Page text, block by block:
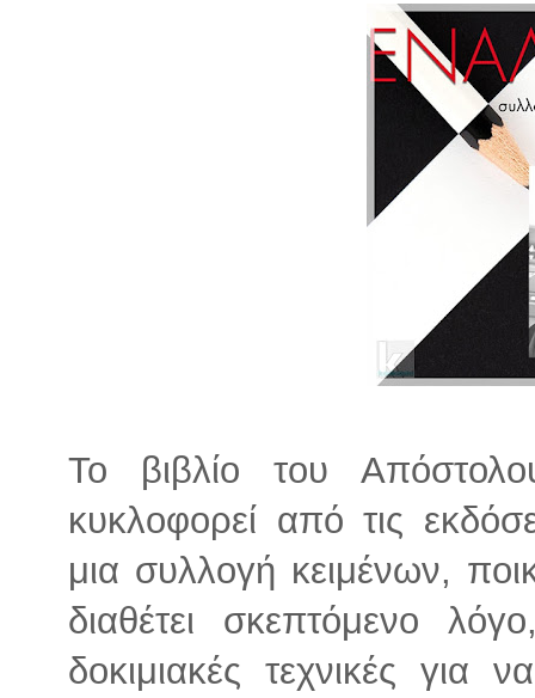
Το βιβλίο του
κυκλοφορεί από τις
μια συλλογή κειμένων,
διαθέτει σκεπτόμενο
δοκιμιακές τεχνικές για